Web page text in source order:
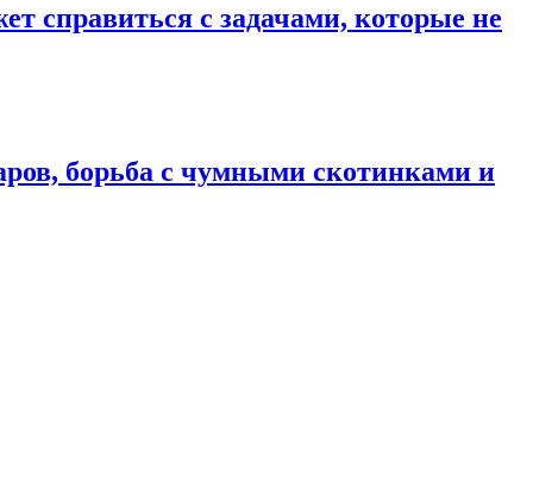
справиться с задачами, которые не
борьба с чумными скотинками и